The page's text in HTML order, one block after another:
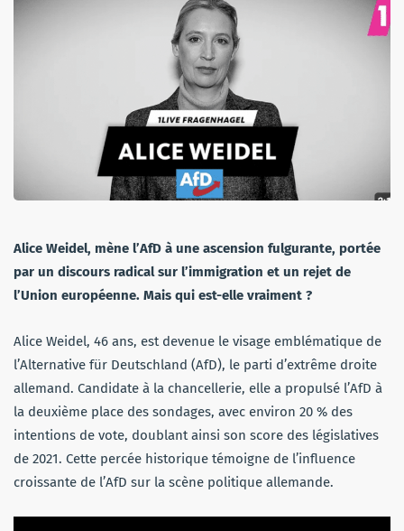
Alice Weidel, mène l’AfD à une ascension fulgurante, portée
par un discours radical sur l’immigration et un rejet de
l’Union européenne. Mais qui est-elle vraiment ?
Alice Weidel, 46 ans, est devenue le visage emblématique de
l’Alternative für Deutschland (AfD), le parti d’extrême droite
allemand. Candidate à la chancellerie, elle a propulsé l’AfD à
la deuxième place des sondages, avec environ 20 % des
intentions de vote, doublant ainsi son score des législatives
de 2021. Cette percée historique témoigne de l’influence
croissante de l’AfD sur la scène politique allemande.